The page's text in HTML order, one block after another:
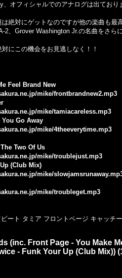
、オフィシャルでのアナログは出ており
絶対にゲットなのですが他の楽曲も最
2、Grover Washington Jr.の名曲をさ
にこの機会をお見逃しなく！！
Feel Brand New
mike/frontbrandnew2.mp3
mike/tamiacareless.mp3
You Go Away
mike/4theeverytime.mp3
Two Of Us
mike/troublejust.mp3
(Club Mix)
mike/
mike/troubleget.mp3
ート タミア フロントページ キャッチ
(inc. Front Page - You Make
- Funk Your Up (Club Mix))